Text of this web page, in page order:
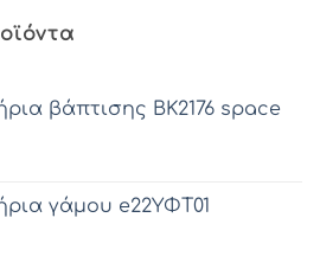
through
βάπτισης ΒΚ2176 space
γάμου e22ΥΦΤ01